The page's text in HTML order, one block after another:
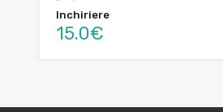
Inchiriere
15.0€